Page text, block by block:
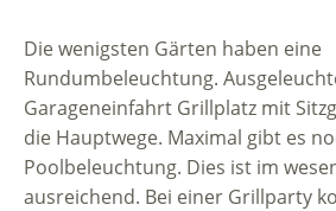
Die wenigsten Gärten haben eine
Rundumbeleuchtung.
Garageneinfahrt Grillplatz mit
die Hauptwege. Maximal gibt es
Poolbeleuchtung. Dies ist im
ausreichend. Bei einer Grillparty